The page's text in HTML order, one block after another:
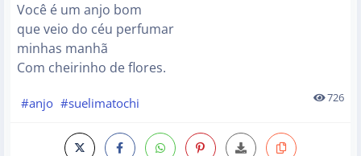
Você é um anjo bom
que veio do céu perfumar
minhas manhã
Com cheirinho de flores.
#anjo #suelimatochi 726